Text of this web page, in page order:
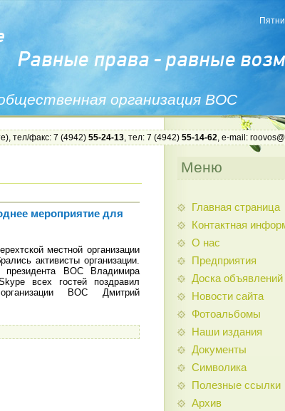
организация ВОС
), тел/факс: 7 (4942) 55-24-13, тел: 7 (4942) 55-14-62, e-mail:
мероприятие для
местной организации
активисты организации.
президента ВОС Владимира
всех гостей поздравил
ВОС Дмитрий
Меню
Главная страница
Контактная
О нас
Предприятия
Доска объявлений
Новости сайта
Фотоальбомы
Наши издания
Документы
Символика
Полезные ссылки
Архив